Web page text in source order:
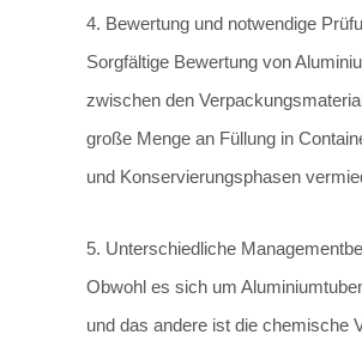
4. Bewertung und notwendige
Sorgfältige Bewertung von
zwischen den
große Menge an Füllung in
und Konservierungsphasen
5. Unterschiedliche
Obwohl es sich um
und das andere ist die chemische